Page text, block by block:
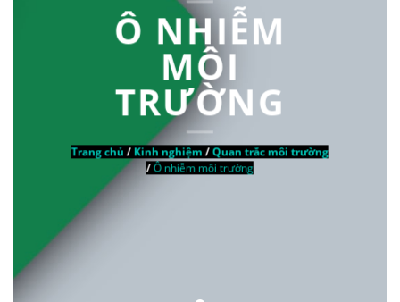
Ô NHIỄM
MÔI
TRƯỜNG
Trang chủ / Kinh nghiệm / Quan trắc môi trường
/ Ô nhiễm môi trường